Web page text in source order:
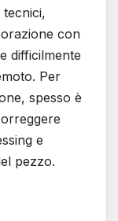
con
difficilmente
Per
spesso è
e
pezzo.